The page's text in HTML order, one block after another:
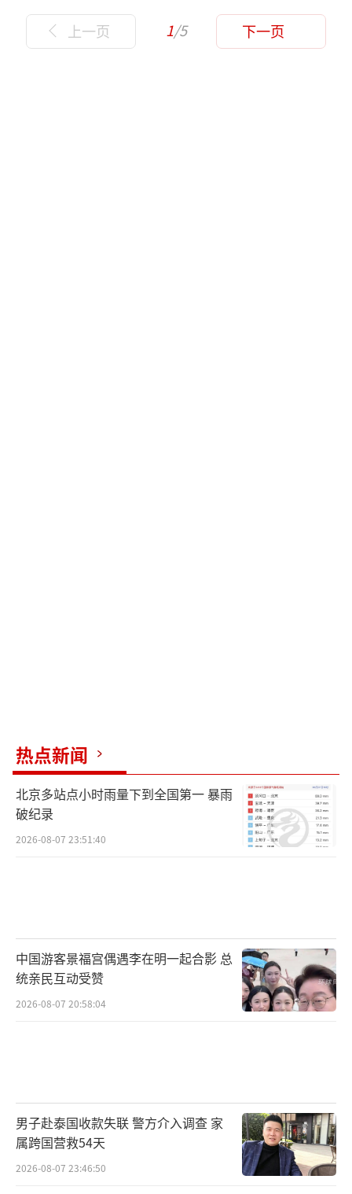
上一页 1/5 下一页
热点新闻
北京多站点小时雨量下到全国第一 暴雨
破纪录
2026-08-07 23:51:40
中国游客景福宫偶遇李在明一起合影 总
统亲民互动受赞
2026-08-07 20:58:04
男子赴泰国收款失联 警方介入调查 家
属跨国营救54天
2026-08-07 23:46:50